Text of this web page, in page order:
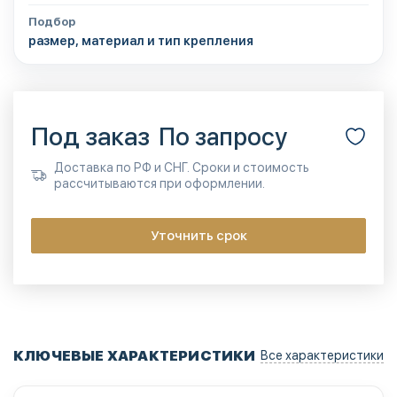
Подбор
размер, материал и тип крепления
Под заказ По запросу
Доставка по РФ и СНГ. Сроки и стоимость
рассчитываются при оформлении.
Уточнить срок
КЛЮЧЕВЫЕ ХАРАКТЕРИСТИКИ Все характеристики